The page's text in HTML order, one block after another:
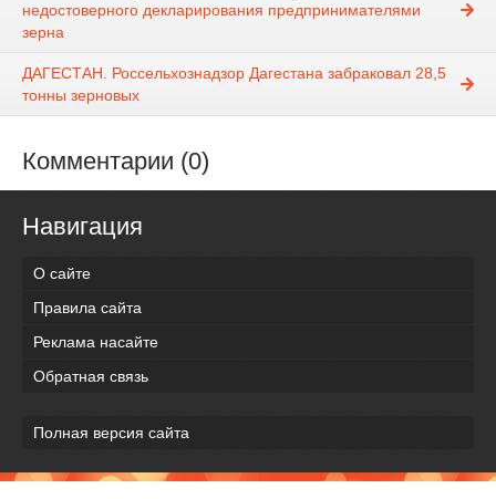
недостоверного декларирования предпринимателями
зерна
ДАГЕСТАН. Россельхознадзор Дагестана забраковал 28,5
тонны зерновых
Комментарии (0)
Навигация
О сайте
Правила сайта
Реклама насайте
Обратная связь
Полная версия сайта